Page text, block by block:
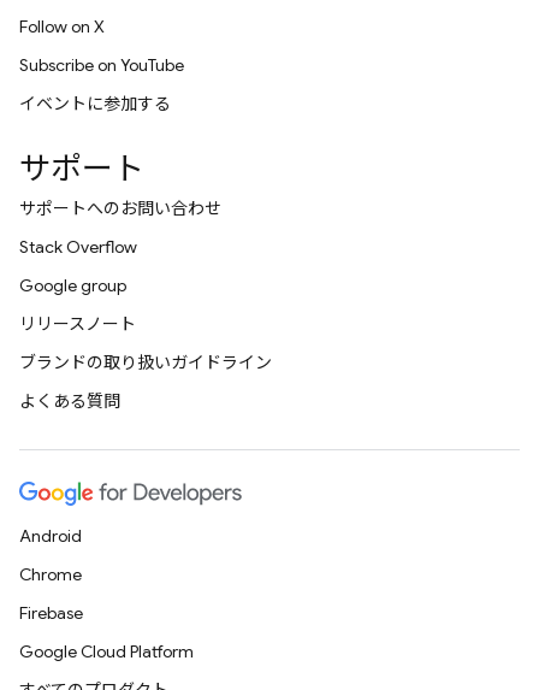
Follow on X
Subscribe on YouTube
イベントに参加する
サポート
サポートへのお問い合わせ
Stack Overflow
Google group
リリースノート
ブランドの取り扱いガイドライン
よくある質問
Android
Chrome
Firebase
Google Cloud Platform